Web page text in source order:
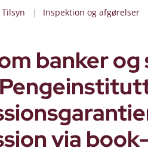
Tilsyn Inspektion og afgørelser
banker og
via